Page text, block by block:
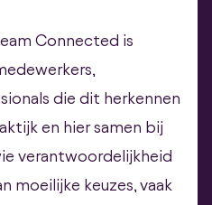
Connected is
die dit herkennen
en hier samen bij
verantwoordelijkheid
moeilijke keuzes, vaak